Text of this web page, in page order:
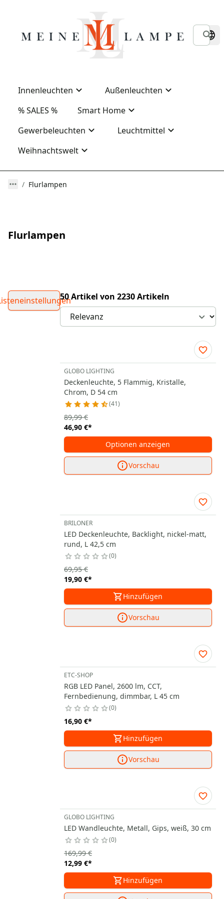
Innenleuchten
Außenleuchten
% SALES %
Smart Home
Gewerbeleuchten
Leuchtmittel
Weihnachtswelt
Flurlampen
Flurlampen
50 Artikel von 2230 Artikeln
GLOBO LIGHTING
Deckenleuchte, 5 Flammig, Kristalle,
Chrom, D 54 cm
41
46,90 €*
89,99 €
Optionen anzeigen
Vorschau
BRILONER
LED Deckenleuchte, Backlight, nickel-matt,
rund, L 42,5 cm
0
19,90 €*
69,95 €
Hinzufügen
Vorschau
ETC-SHOP
RGB LED Panel, 2600 lm, CCT,
Fernbedienung, dimmbar, L 45 cm
0
16,90 €*
Hinzufügen
Vorschau
GLOBO LIGHTING
LED Wandleuchte, Metall, Gips, weiß, 30 cm
0
12,99 €*
169,99 €
Hinzufügen